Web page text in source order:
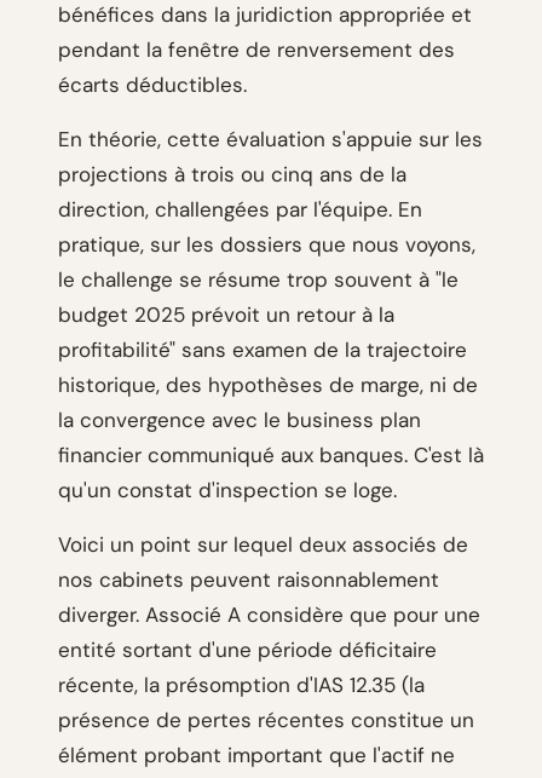
bénéfices dans la juridiction appropriée et
pendant la fenêtre de renversement des
écarts déductibles.
En théorie, cette évaluation s'appuie sur les
projections à trois ou cinq ans de la
direction, challengées par l'équipe. En
pratique, sur les dossiers que nous voyons,
le challenge se résume trop souvent à "le
budget 2025 prévoit un retour à la
profitabilité" sans examen de la trajectoire
historique, des hypothèses de marge, ni de
la convergence avec le business plan
financier communiqué aux banques. C'est là
qu'un constat d'inspection se loge.
Voici un point sur lequel deux associés de
nos cabinets peuvent raisonnablement
diverger. Associé A considère que pour une
entité sortant d'une période déficitaire
récente, la présomption d'IAS 12.35 (la
présence de pertes récentes constitue un
élément probant important que l'actif ne